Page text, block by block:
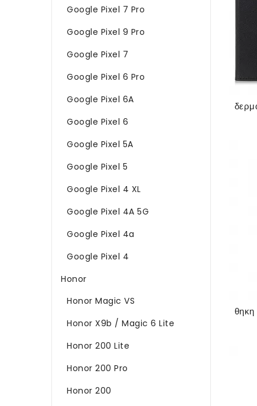
Google Pixel 7 Pro
Google Pixel 9 Pro
Google Pixel 7
Google Pixel 6 Pro
Google Pixel 6A
Google Pixel 6
Google Pixel 5A
Google Pixel 5
Google Pixel 4 XL
Google Pixel 4A 5G
Google Pixel 4a
Google Pixel 4
Honor
Honor Magic VS
Honor X9b / Magic 6 Lite
Honor 200 Lite
Honor 200 Pro
Honor 200